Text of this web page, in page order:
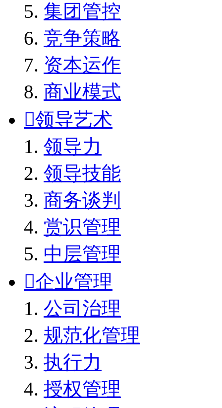
集团管控
竞争策略
资本运作
商业模式
领导艺术
领导力
领导技能
商务谈判
赏识管理
中层管理
企业管理
公司治理
规范化管理
执行力
授权管理